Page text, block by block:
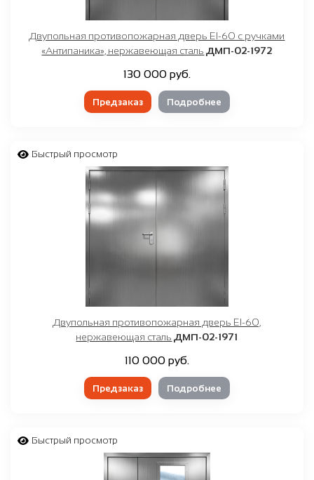
Двупольная противопожарная дверь EI-60 с ручками
«Антипаника», нержавеющая сталь ДМП-02-1972
130 000 руб.
Предзаказ Подробнее
Быстрый просмотр
Двупольная противопожарная дверь EI-60,
нержавеющая сталь ДМП-02-1971
110 000 руб.
Предзаказ Подробнее
Быстрый просмотр